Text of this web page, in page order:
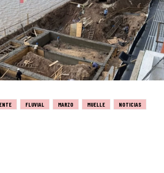
ENTE FLUVIAL MARZO MUELLE
NOTICIAS